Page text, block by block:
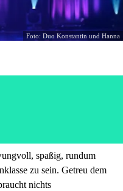
Foto: Duo Konstantin und Hanna
spaßig, rundum
zu sein. Getreu dem
nichts